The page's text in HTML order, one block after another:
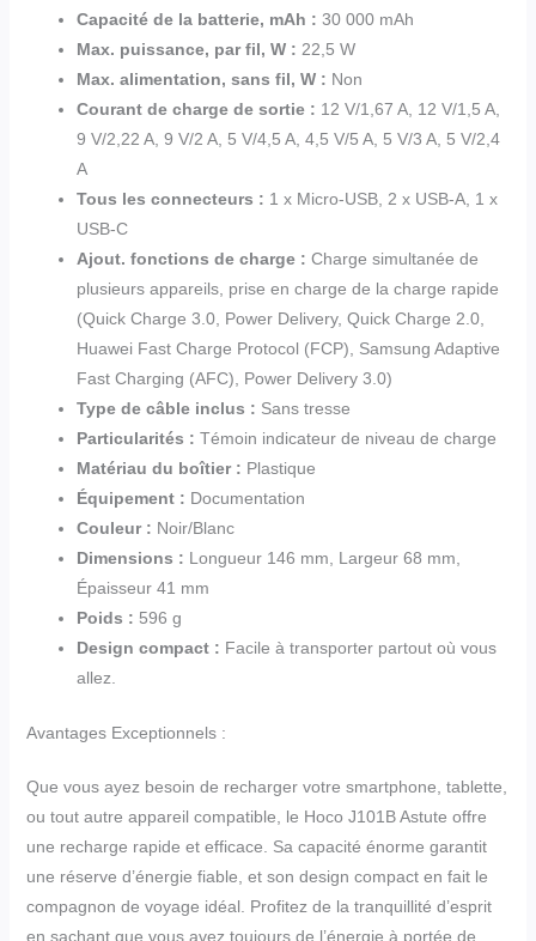
Capacité de la batterie, mAh : 30 000 mAh
Max. puissance, par fil, W : 22,5 W
Max. alimentation, sans fil, W : Non
Courant de charge de sortie : 12 V/1,67 A, 12 V/1,5 A,
9 V/2,22 A, 9 V/2 A, 5 V/4,5 A, 4,5 V/5 A, 5 V/3 A, 5 V/2,4
A
Tous les connecteurs : 1 x Micro-USB, 2 x USB-A, 1 x
USB-C
Ajout. fonctions de charge : Charge simultanée de
plusieurs appareils, prise en charge de la charge rapide
(Quick Charge 3.0, Power Delivery, Quick Charge 2.0,
Huawei Fast Charge Protocol (FCP), Samsung Adaptive
Fast Charging (AFC), Power Delivery 3.0)
Type de câble inclus : Sans tresse
Particularités : Témoin indicateur de niveau de charge
Matériau du boîtier : Plastique
Équipement : Documentation
Couleur : Noir/Blanc
Dimensions : Longueur 146 mm, Largeur 68 mm,
Épaisseur 41 mm
Poids : 596 g
Design compact : Facile à transporter partout où vous
allez.
Avantages Exceptionnels :
Que vous ayez besoin de recharger votre smartphone, tablette,
ou tout autre appareil compatible, le Hoco J101B Astute offre
une recharge rapide et efficace. Sa capacité énorme garantit
une réserve d’énergie fiable, et son design compact en fait le
compagnon de voyage idéal. Profitez de la tranquillité d’esprit
en sachant que vous avez toujours de l’énergie à portée de